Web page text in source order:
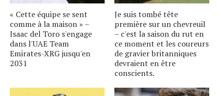
« Cette équipe se sent
comme à la maison » –
Isaac del Toro s'engage
dans l'UAE Team
Emirates-XRG jusqu'en
2031
Je suis tombé tête
première sur un chevreuil
– c'est la saison du rut en
ce moment et les coureurs
de gravier britanniques
devraient en être
conscients.